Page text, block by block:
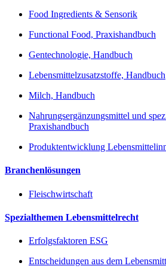
Food Ingredients & Sensorik
Functional Food, Praxishandbuch
Gentechnologie, Handbuch
Lebensmittelzusatzstoffe, Handbuch
Milch, Handbuch
Nahrungsergänzungsmittel und
Praxishandbuch
Produktentwicklung
Branchenlösungen
Fleischwirtschaft
Spezialthemen Lebensmittelrecht
Erfolgsfaktoren ESG
Entscheidungen aus dem